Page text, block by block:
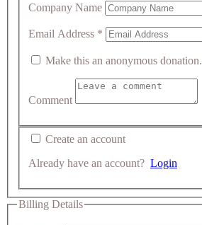
Company Name
Email Address *
Make this an anonymous donation.
Comment
Create an account
Already have an account? Login
Billing Details